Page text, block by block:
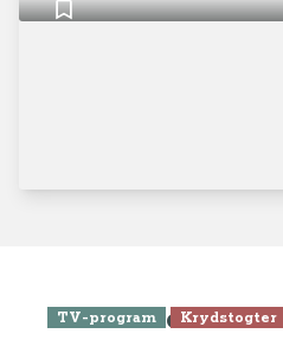
Seneste
TV-program Krydstogter